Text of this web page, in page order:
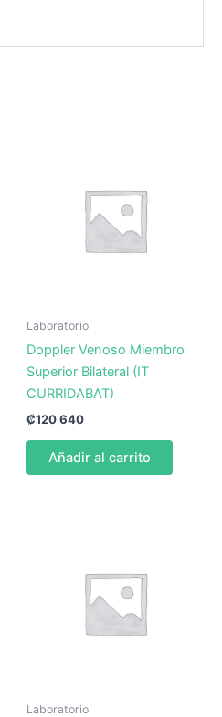
Laboratorio
Doppler Venoso Miembro
Superior Bilateral (IT
CURRIDABAT)
₡120 640
Añadir al carrito
Laboratorio